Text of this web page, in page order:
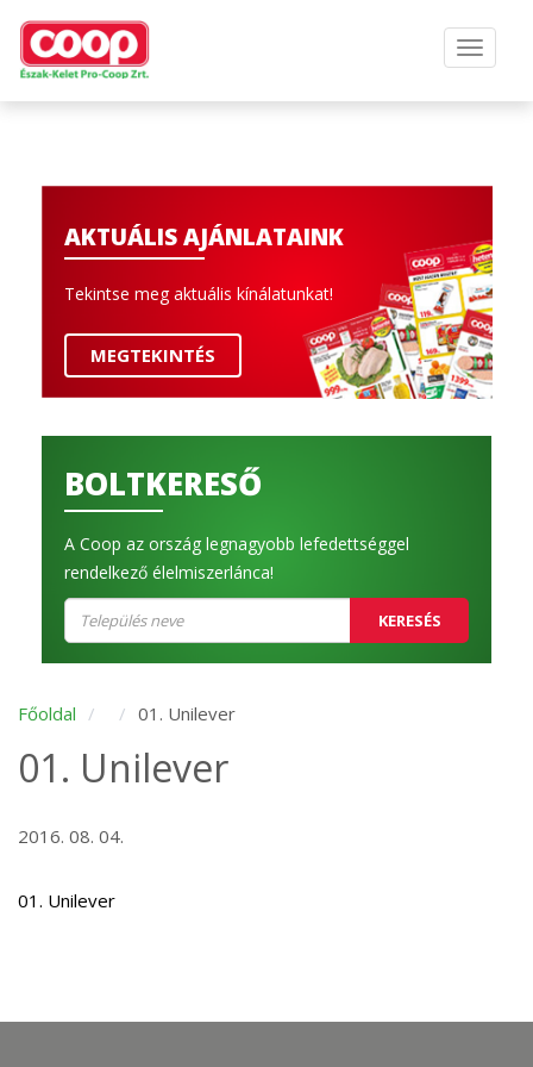
AKTUÁLIS AJÁNLATAINK
Tekintse meg aktuális kínálatunkat!
MEGTEKINTÉS
BOLTKERESŐ
A Coop az ország legnagyobb lefedettséggel
rendelkező élelmiszerlánca!
KERESÉS
Főoldal 01. Unilever
01. Unilever
2016. 08. 04.
01. Unilever